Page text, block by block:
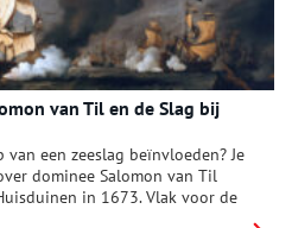
van Til en de Slag bij
een zeeslag beïnvloeden? Je
dominee Salomon van Til
in 1673. Vlak voor de